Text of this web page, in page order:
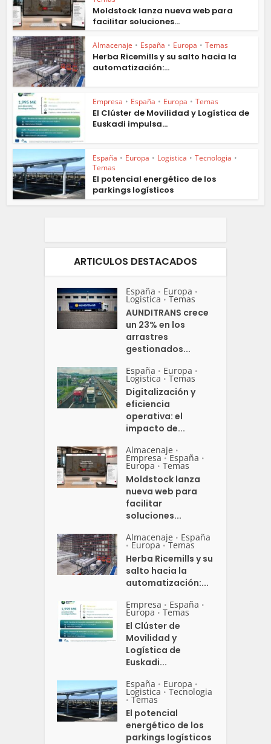
Moldstock lanza nueva web para
facilitar soluciones...
Almacenaje • España • Europa • Temas
Herba Ricemills y su salto hacia la
automatización:...
Empresa • España • Europa • Temas
El Clúster de Movilidad y Logística de
Euskadi impulsa...
España • Europa • Logistica • Tecnologia •
Temas
El potencial energético de los
parkings logísticos
ARTICULOS DESTACADOS
España • Europa •
Logistica • Temas
AUNDITRANS crece
un 23% en los
arrastres
gestionados...
España • Europa •
Logistica • Temas
Digitalización y
eficiencia
operativa: el
impacto de...
Almacenaje •
Empresa • España •
Europa • Temas
Moldstock lanza
nueva web para
facilitar
soluciones...
Almacenaje • España
• Europa • Temas
Herba Ricemills y su
salto hacia la
automatización:...
Empresa • España •
Europa • Temas
El Clúster de
Movilidad y
Logística de
Euskadi...
España • Europa •
Logistica • Tecnologia
• Temas
El potencial
energético de los
parkings logísticos